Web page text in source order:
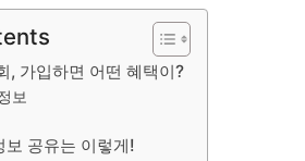
, 가입하면 어떤 혜택이?
보
보 공유는 이렇게!